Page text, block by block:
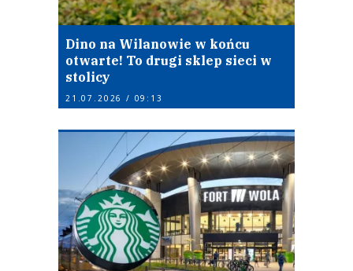
Dino na Wilanowie w końcu
otwarte! To drugi sklep sieci w
stolicy
21.07.2026 / 09:13